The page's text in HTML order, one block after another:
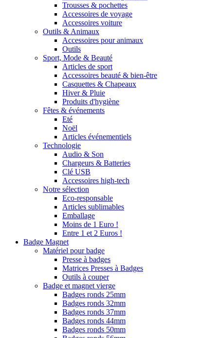
Trousses & pochettes
Accessoires de voyage
Accessoires voiture
Outils & Animaux
Accessoires pour animaux
Outils
Sport, Mode & Beauté
Articles de sport
Accessoires beauté & bien-être
Casquettes & Chapeaux
Hiver & Pluie
Produits d'hygiène
Fêtes & événements
Eté
Noël
Articles événementiels
Technologie
Audio & Son
Chargeurs & Batteries
Clé USB
Accessoires high-tech
Notre sélection
Eco-responsable
Articles sublimables
Emballage
Moins de 1 Euro !
Entre 1 et 2 Euros !
Badge Magnet
Matériel pour badge
Presse à badges
Matrices Presses à Badges
Outils à couper
Badge et magnet vierge
Badges ronds 25mm
Badges ronds 32mm
Badges ronds 37mm
Badges ronds 44mm
Badges ronds 50mm